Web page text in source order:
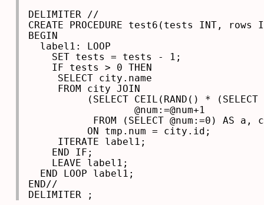
DELIMITER //
CREATE PROCEDURE test6(tests INT, rows
BEGIN
label1: LOOP
SET tests = tests - 1;
IF tests > 0 THEN
SELECT city.name
FROM city JOIN
(SELECT CEIL(RAND() * (SELECT
@num:=@num+1
FROM (SELECT @num:=0) AS a,
ON tmp.num = city.id;
ITERATE label1;
END IF;
LEAVE label1;
END LOOP label1;
END//
DELIMITER ;